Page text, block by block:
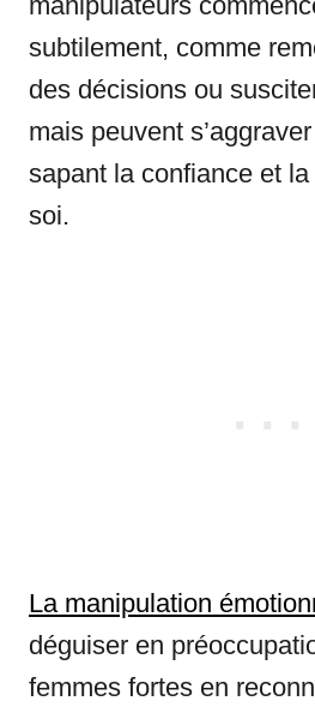
subtilement, comme
des décisions ou
mais peuvent
sapant la confiance et
soi.
La manipulation
déguiser en
femmes fortes en